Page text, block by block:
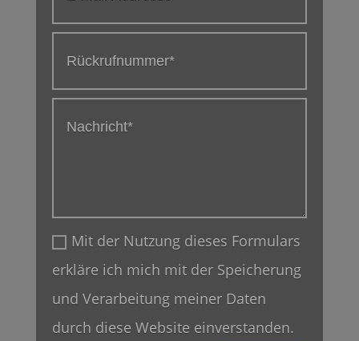
Mit der Nutzung dieses Formulars
erkläre ich mich mit der Speicherung
und Verarbeitung meiner Daten
durch diese Website einverstanden.